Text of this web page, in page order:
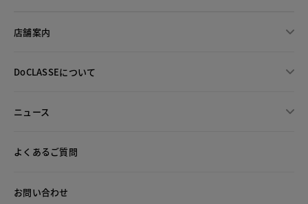
店舗案内
DoCLASSEについて
ニュース
よくあるご質問
お問い合わせ